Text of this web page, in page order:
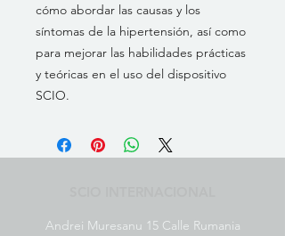
cómo abordar las causas y los
síntomas de la hipertensión, así como
para mejorar las habilidades prácticas
y teóricas en el uso del dispositivo
SCIO.
Andrei Muresanu 15 Calle Rumania